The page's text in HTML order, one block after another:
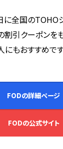
に全国のTOHO
引クーポンを
もおすすめです
FODの詳細ページ
FODの公式サイト